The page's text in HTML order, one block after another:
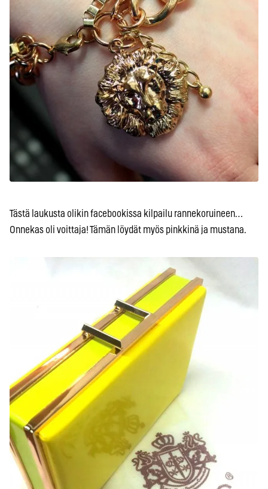
Tästä laukusta olikin facebookissa kilpailu rannekoruineen…
Onnekas oli voittaja! Tämän löydät myös pinkkinä ja mustana.